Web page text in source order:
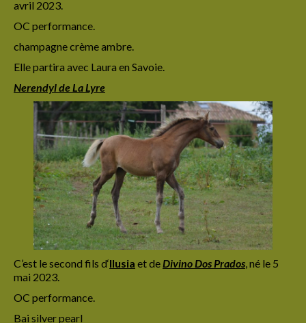
avril 2023.
OC performance.
champagne crème ambre.
Elle partira avec Laura en Savoie.
Nerendyl de La Lyre
C’est le second fils d‘Ilusia et deDivino Dos Prados,né le 5
mai 2023.
OC performance.
Bai silver pearl